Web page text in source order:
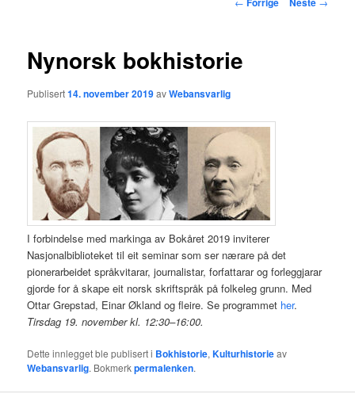
Nynorsk bokhistorie
Publisert14. november 2019avWebansvarlig
I forbindelse med markinga av Bokåret 2019 inviterer
Nasjonalbiblioteket til eit seminar som ser nærare på det
pionerarbeidet språkvitarar, journalistar, forfattarar og forleggjarar
gjorde for å skape eit norsk skriftspråk på folkeleg grunn. Med
Ottar Grepstad, Einar Økland og fleire. Se programmet her.
Tirsdag 19. november kl. 12:30–16:00.
Dette innlegget ble publisert i Bokhistorie,Kulturhistorieav
Webansvarlig. Bokmerkpermalenken.